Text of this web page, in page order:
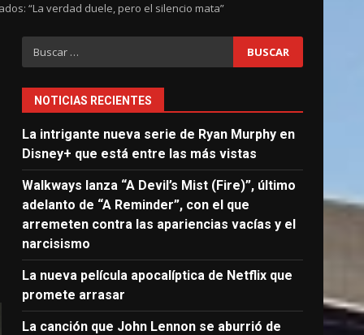
“La verdad duele, pero el silencio mata”
Buscar:
NOTICIAS RECIENTES
La intrigante nueva serie de Ryan Murphy en
Disney+ que está entre las más vistas
Walkways lanza “A Devil’s Mist (Fire)”, último
adelanto de “A Reminder”, con el que
arremeten contra las apariencias vacías y el
narcisismo
La nueva película apocalíptica de Netflix que
promete arrasar
La canción que John Lennon se aburrió de